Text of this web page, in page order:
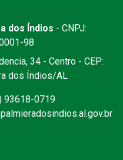
dos Índios - CNPJ:
98
34 - Centro - CEP:
dos Índios/AL
93618-0719